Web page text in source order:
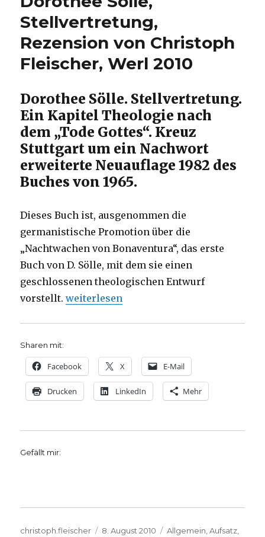
Wahrheit
ist
konkret,
Rezension
Fleischer,
Werl
2010
Stellvertretung,
Rezension von Christoph
Fleischer, Werl 2010
Dorothee Sölle. Stellvertretung.
Ein Kapitel Theologie nach
dem „Tode Gottes“. Kreuz
Stuttgart um ein Nachwort
erweiterte Neuauflage 1982 des
Buches von 1965.
Dieses Buch ist, ausgenommen die
germanistische Promotion über die
„Nachtwachen von Bonaventura“, das erste
Buch von D. Sölle, mit dem sie einen
geschlossenen theologischen Entwurf
vorstellt.„Dorothee Sölle, Stellvertretung,
weiterlesen
Sharen mit:
Facebook X E-Mail
Drucken LinkedIn Mehr
Gefällt mir:
Autor
christoph.fleischer
Veröffentlicht
8. August 2010 Kategorien
Allgemein ,Aufsatz